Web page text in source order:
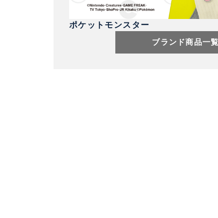
ポケットモンスター
ブランド商品一